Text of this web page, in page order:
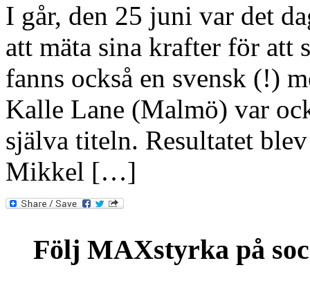
I går, den 25 juni var det
att mäta sina krafter för att
fanns också en svensk (!)
Kalle Lane (Malmö) var
själva titeln. Resultatet
Mikkel […]
Följ MAXstyrka på